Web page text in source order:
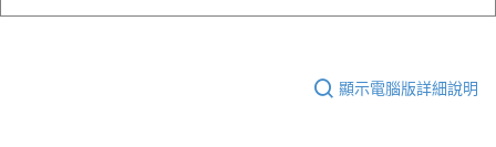
顯示電腦版詳細說明